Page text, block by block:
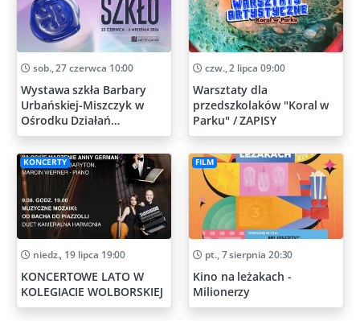
sob., 27 czerwca 10:00
Wystawa szkła Barbary
Urbańskiej-Miszczyk w
Ośrodku Działań
Artystycznych
czw., 2 lipca 09:00
Warsztaty dla
przedszkolaków "Koral w
Parku" / ZAPISY
KONCERTY
niedz., 19 lipca 19:00
KONCERTOWE LATO W
KOLEGIACIE WOLBORSKIEJ
FILM
pt., 7 sierpnia 20:30
Kino na leżakach -
Milionerzy